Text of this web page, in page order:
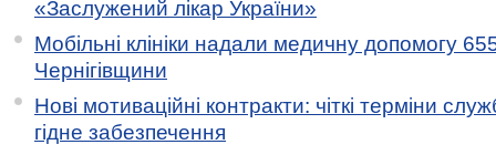
«Заслужений лікар України»
Мобільні клініки надали медичну допомогу
Чернігівщини
Нові мотиваційні контракти: чіткі терміни
гідне забезпечення